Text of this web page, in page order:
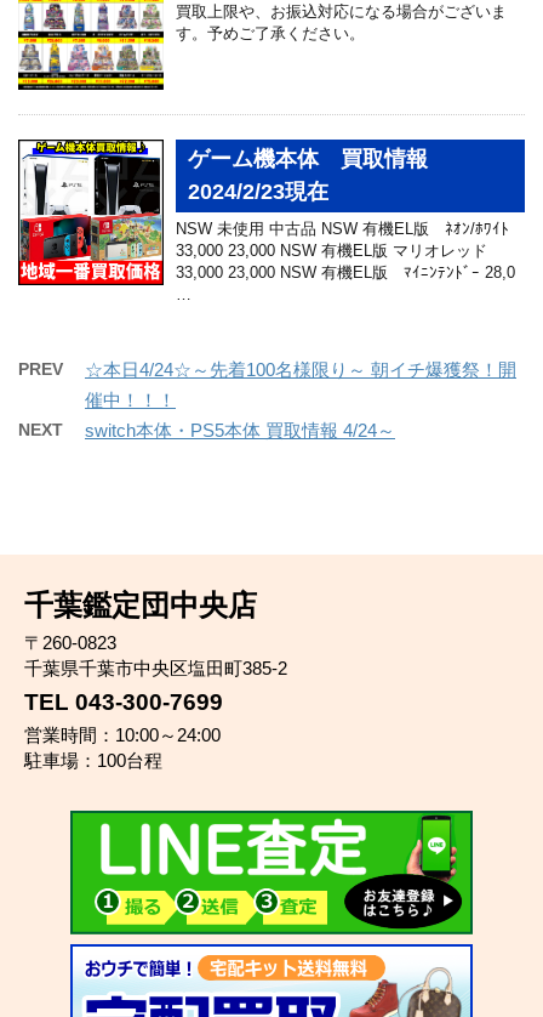
買取上限や、お振込対応になる場合がございま
す。予めご了承ください。
ゲーム機本体 買取情報
2024/2/23現在
NSW 未使用 中古品 NSW 有機EL版 ﾈｵﾝ/ﾎﾜｲﾄ
33,000 23,000 NSW 有機EL版 マリオレッド
33,000 23,000 NSW 有機EL版 ﾏｲﾆﾝﾃﾝﾄﾞｰ 28,0
PREV
☆本日4/24☆～先着100名様限り～ 朝イチ爆獲祭！開
催中！！！
NEXT switch本体・PS5本体 買取情報 4/24～
千葉鑑定団中央店
〒260-0823
千葉県千葉市中央区塩田町385-2
TEL 043-300-7699
営業時間：10:00～24:00
駐車場：100台程